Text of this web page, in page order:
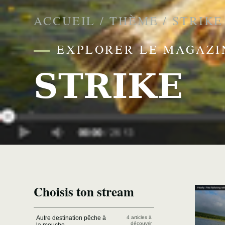
ACCUEIL /THÈME/STRIKE
EXPLORER LE
STRIKE
Choisis ton stream
Autre destination pêche à
4 articles à
découvrir